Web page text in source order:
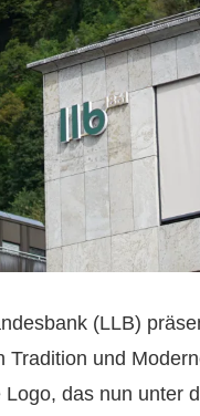
(LLB)
Tradition und
das nun unter